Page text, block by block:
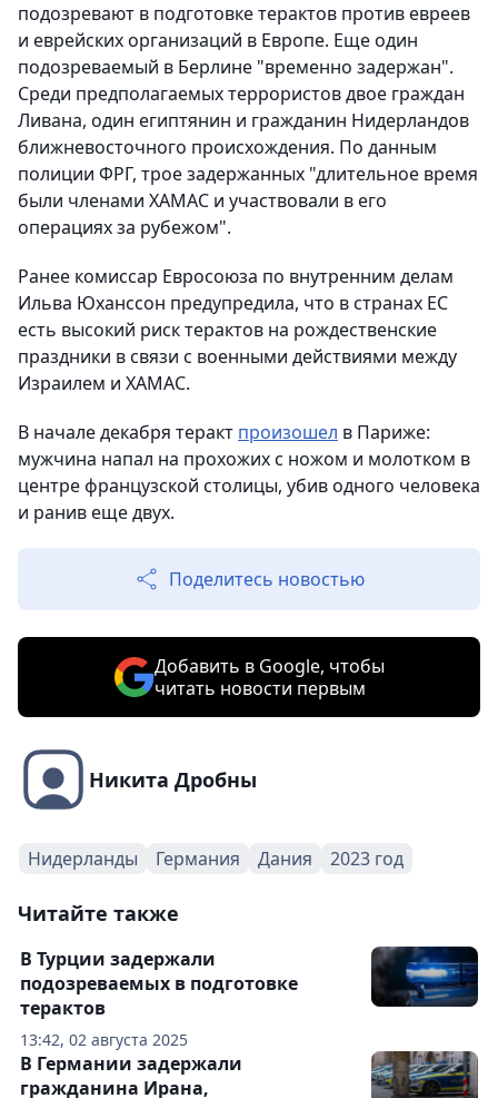
подозревают в подготовке терактов против евреев
и еврейских организаций в Европе. Еще один
подозреваемый в Берлине "временно задержан".
Среди предполагаемых террористов двое граждан
Ливана, один египтянин и гражданин Нидерландов
ближневосточного происхождения. По данным
полиции ФРГ, трое задержанных "длительное время
были членами ХАМАС и участвовали в его
операциях за рубежом".
Ранее комиссар Евросоюза по внутренним делам
Ильва Юханссон предупредила, что в странах ЕС
есть высокий риск терактов на рождественские
праздники в связи с военными действиями между
Израилем и ХАМАС.
В начале декабря теракт произошел в Париже:
мужчина напал на прохожих с ножом и молотком в
центре французской столицы, убив одного человека
и ранив еще двух.
Поделитесь новостью
Добавить в Google, чтобы
читать новости первым
Никита Дробны
Нидерланды Германия Дания 2023 год
Читайте также
13:42, 02 августа 2025
В Турции задержали
подозреваемых в подготовке
терактов
В Германии задержали
гражданина Ирана,